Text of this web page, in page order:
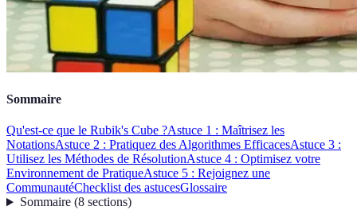
Sommaire
Qu'est-ce que le Rubik's Cube ?Astuce 1 : Maîtrisez les
NotationsAstuce 2 : Pratiquez des Algorithmes EfficacesAstuce 3 :
Utilisez les Méthodes de RésolutionAstuce 4 : Optimisez votre
Environnement de PratiqueAstuce 5 : Rejoignez une
CommunautéChecklist des astucesGlossaire
Sommaire(8 sections)